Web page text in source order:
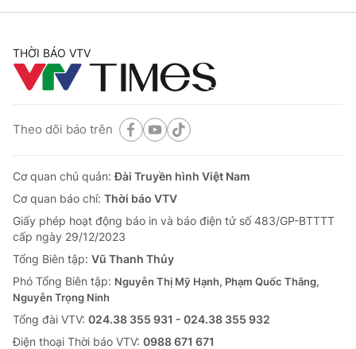
THỜI BÁO VTV
Theo dõi báo trên
Cơ quan chủ quản:Đài Truyền hình Việt Nam
Cơ quan báo chí: Thời báo VTV
Giấy phép hoạt động báo in và báo điện tử số 483/GP-BTTTT
cấp ngày 29/12/2023
Tổng Biên tập: Vũ Thanh Thủy
Phó Tổng Biên tập: Nguyễn Thị Mỹ Hạnh, Phạm Quốc Thắng,
Nguyễn Trọng Ninh
Tổng đài VTV: 024.38 355 931 - 024.38 355 932
Ðiện thoại Thời báo VTV: 0988 671 671